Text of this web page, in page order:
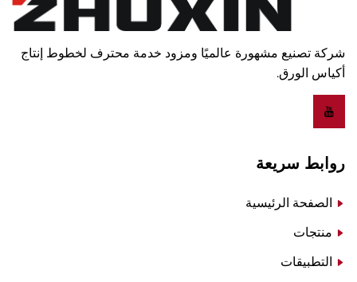
شركة تصنيع مشهورة عالميًا ومزود خدمة محترف لخطوط إنتاج
أكياس الورق.
روابط سريعة
الصفحة الرئيسية
منتجات
التطبيقات